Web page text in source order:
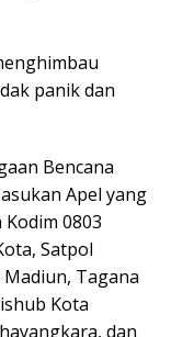
panik dan
Bencana
Apel yang
0803
Satpol
Tagana
Kota
dan